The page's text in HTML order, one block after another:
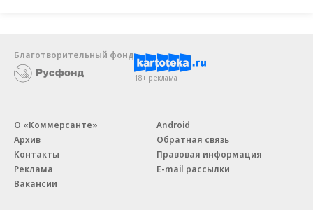
Благотворительный фонд
18+ реклама
О «Коммерсанте»
Архив
Контакты
Реклама
Вакансии
Android
Обратная связь
Правовая информация
E-mail рассылки